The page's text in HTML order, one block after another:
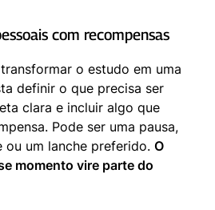
com recompensas
o estudo em uma
definir o que precisa ser
clara e incluir algo que
Pode ser uma pausa,
ou um lanche preferido. O
momento vire parte do